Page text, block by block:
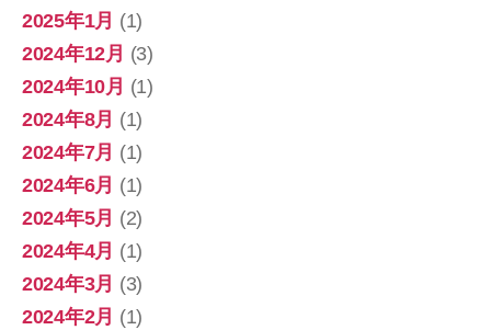
2025年1月 (1)
2024年12月 (3)
2024年10月 (1)
2024年8月 (1)
2024年7月 (1)
2024年6月 (1)
2024年5月 (2)
2024年4月 (1)
2024年3月 (3)
2024年2月 (1)